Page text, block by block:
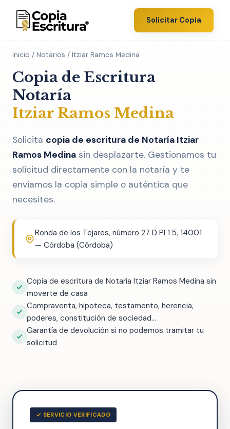
Solicitar Copia
Inicio / Notarios / Itziar Ramos Medina
Copia de Escritura
Notaría
Itziar Ramos Medina
Solicita copia de escritura de Notaría Itziar
Ramos Medina sin desplazarte. Gestionamos tu
solicitud directamente con la notaría y te
enviamos la copia simple o auténtica que
necesites.
Ronda de los Tejares, número 27 D Pl 1 5, 14001
— Córdoba (Córdoba)
Copia de escritura de Notaría Itziar Ramos Medina sin
moverte de casa
Compraventa, hipoteca, testamento, herencia,
poderes, constitución de sociedad...
Garantía de devolución si no podemos tramitar tu
solicitud
✓ SERVICIO VERIFICADO